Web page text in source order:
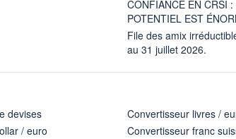
CONFIANCE EN CRSI :
POTENTIEL EST
File des amix
au 31 juillet 2026.
devises
/ euro
Convertisseur livres /
Convertisseur franc